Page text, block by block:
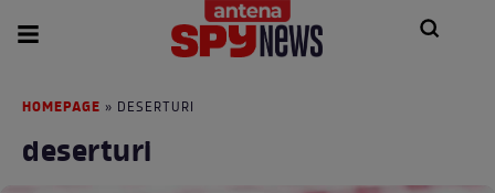
HOMEPAGE » DESERTURI
deserturi